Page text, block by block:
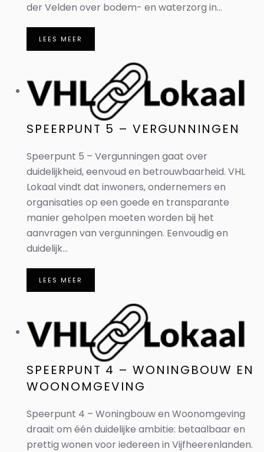
der Velden over bodem- en waterzorg in...
LEES MEER
SPEERPUNT 5 – VERGUNNINGEN
Speerpunt 5 – Vergunningen gaat over
duidelijkheid, eenvoud en betrouwbaarheid. VHL
Lokaal vindt dat inwoners, ondernemers en
organisaties op een goede en transparante
manier geholpen moeten worden bij het
aanvragen van vergunningen. Eenvoudig en
duidelijk...
LEES MEER
SPEERPUNT 4 – WONINGBOUW EN
WOONOMGEVING
Speerpunt 4 – Woningbouw en Woonomgeving
draait om één duidelijke ambitie: betaalbaar en
prettig wonen voor iedereen in Vijfheerenlanden.